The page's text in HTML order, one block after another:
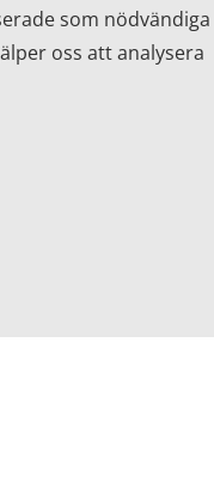
som nödvändiga
oss att analysera